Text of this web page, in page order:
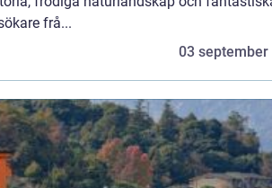
frå...
03 september